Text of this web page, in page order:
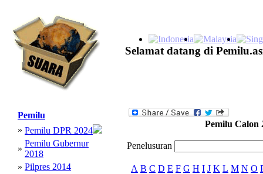
Selamat datang di
Pemilu
» Pemilu DPR 2024
»
Pemilu Gubernur
2018
» Pilpres 2014
Pemilu Calon
Penelusuran
A B C D E F G H I J K L M N O